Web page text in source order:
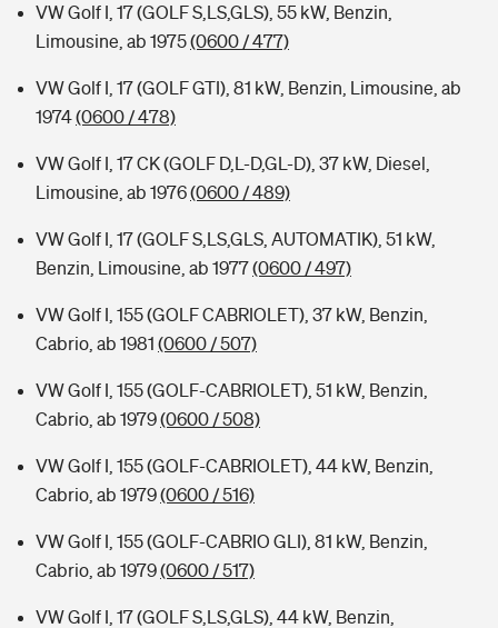
Typklassen: So ist Ihr Auto eingestuft
Sie haben Fragen?
VW Golf I, 17 (GOLF S,LS,GLS), 55 kW, Benzin,
Limousine, ab 1975(0600 / 477)
VW Golf I, 17 (GOLF GTI), 81 kW, Benzin, Limousine, ab
1974(0600 / 478)
VW Golf I, 17 CK (GOLF D,L-D,GL-D), 37 kW, Diesel,
Limousine, ab 1976(0600 / 489)
VW Golf I, 17 (GOLF S,LS,GLS, AUTOMATIK), 51 kW,
Benzin, Limousine, ab 1977(0600 / 497)
VW Golf I, 155 (GOLF CABRIOLET), 37 kW, Benzin,
Cabrio, ab 1981 (0600 / 507)
VW Golf I, 155 (GOLF-CABRIOLET), 51 kW, Benzin,
Cabrio, ab 1979(0600 / 508)
VW Golf I, 155 (GOLF-CABRIOLET), 44 kW, Benzin,
Cabrio, ab 1979(0600 / 516)
VW Golf I, 155 (GOLF-CABRIO GLI), 81 kW, Benzin,
Cabrio, ab 1979(0600 / 517)
VW Golf I, 17 (GOLF S,LS,GLS), 44 kW, Benzin,